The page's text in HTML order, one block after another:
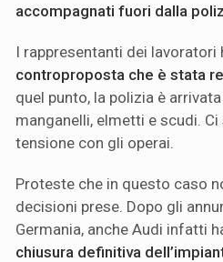
accompagnati fuori dalla
I rappresentanti dei lavoratori
controproposta che è stata
quel punto, la polizia è
manganelli, elmetti e scudi.
tensione con gli operai.
Proteste che in questo caso
decisioni prese. Dopo gli
Germania, anche Audi infatti
chiusura definitiva